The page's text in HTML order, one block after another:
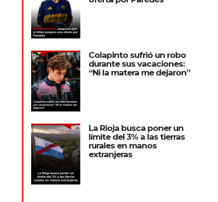
Colapinto sufrió un robo
durante sus vacaciones:
“Ni la matera me dejaron”
La Rioja busca poner un
límite del 3% a las tierras
rurales en manos
extranjeras